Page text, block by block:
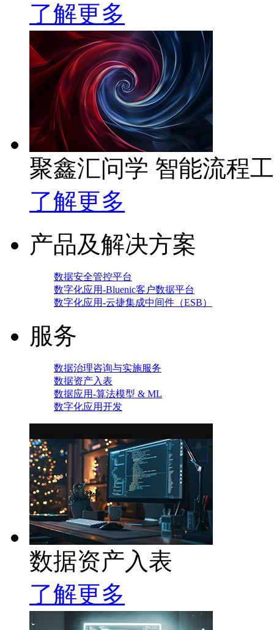
了解更多
聚鑫汇问学 智能流程
了解更多
产品及解决方案
数据安全管控平台
数字化应用-Bluenic客户数据平台
数字化应用-云捷集成中间件（ESB）
服务
数据治理咨询与实施服务
数据资产入表
数据应用-算法模型 & ML
数字化应用开发
数据资产入表
了解更多